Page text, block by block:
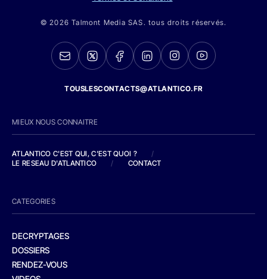
© 2026 Talmont Media SAS. tous droits réservés.
TOUSLESCONTACTS@ATLANTICO.FR
MIEUX NOUS CONNAITRE
ATLANTICO C'EST QUI, C'EST QUOI ?
/
LE RESEAU D'ATLANTICO
/ CONTACT
CATEGORIES
DECRYPTAGES
DOSSIERS
RENDEZ-VOUS